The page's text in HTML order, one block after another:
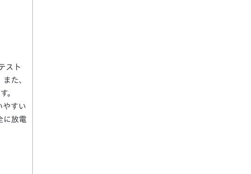
スト
た、
。
やすい
に放電